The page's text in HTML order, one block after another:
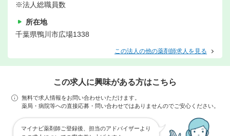
※法人総職員数
所在地
千葉県鴨川市広場1338
この法人の他の薬剤師求人を見る
この求人に興味がある方はこちら
無料で求人情報をお問い合わせいただけます。
薬局・病院等への直接応募・問い合わせではありませんのでご安心ください。
マイナビ薬剤師ご登録後、担当のアドバイザーより